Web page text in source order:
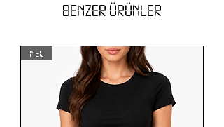
BENZER ÜRÜNLER
NEW